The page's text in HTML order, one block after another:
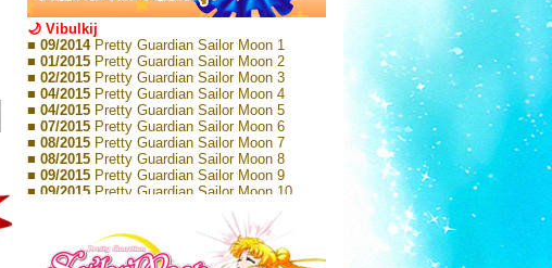
🌙 Vibulkij
■ 09/2014 Pretty Guardian Sailor Moon 1
■ 01/2015 Pretty Guardian Sailor Moon 2
■ 02/2015 Pretty Guardian Sailor Moon 3
■ 04/2015 Pretty Guardian Sailor Moon 4
■ 04/2015 Pretty Guardian Sailor Moon 5
■ 07/2015 Pretty Guardian Sailor Moon 6
■ 08/2015 Pretty Guardian Sailor Moon 7
■ 08/2015 Pretty Guardian Sailor Moon 8
■ 09/2015 Pretty Guardian Sailor Moon 9
■ 09/2015 Pretty Guardian Sailor Moon 10
Pretty Guardian Sailor Moon 11
Pretty Guardian Sailor Moon 12
Pretty Guardian Sailor Moon Short
Stories 1